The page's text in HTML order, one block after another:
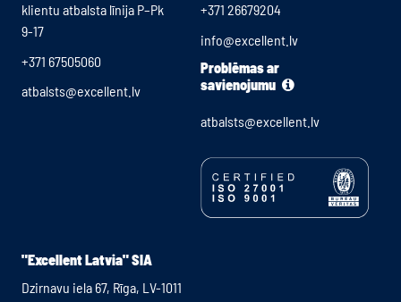
klientu atbalsta līnija P–Pk
9-17
+371 67505060
atbalsts@excellent.lv
+371 26679204
info@excellent.lv
Problēmas ar
savienojumu
atbalsts@excellent.lv
"Excellent Latvia" SIA
Dzirnavu iela 67, Rīga, LV-1011